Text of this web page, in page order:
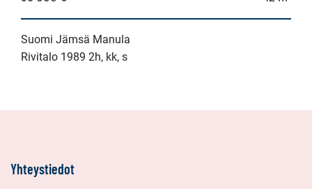
Suomi Jämsä Manula
Rivitalo 1989 2h, kk, s
Yhteystiedot